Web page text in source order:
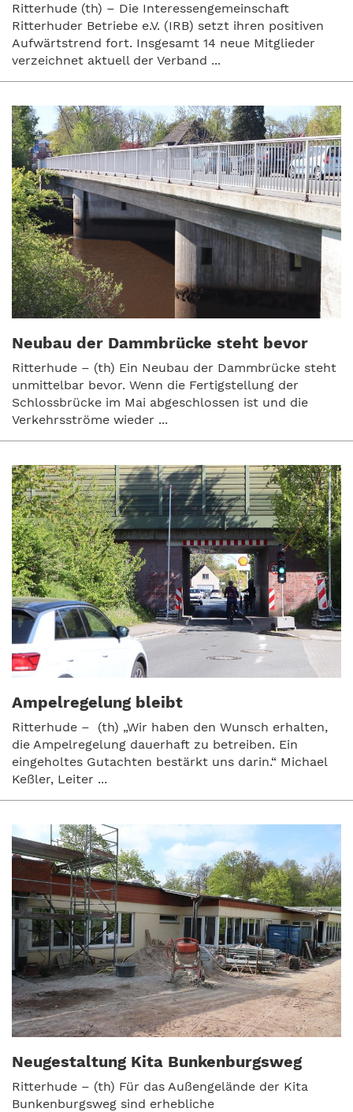
Ritterhude (th) – Die Interessengemeinschaft
Ritterhuder Betriebe e.V. (IRB) setzt ihren positiven
Aufwärtstrend fort. Insgesamt 14 neue Mitglieder
verzeichnet aktuell der Verband ...
Neubau der Dammbrücke steht bevor
Ritterhude – (th) Ein Neubau der Dammbrücke steht
unmittelbar bevor. Wenn die Fertigstellung der
Schlossbrücke im Mai abgeschlossen ist und die
Verkehrsströme wieder ...
Ampelregelung bleibt
Ritterhude – (th) „Wir haben den Wunsch erhalten,
die Ampelregelung dauerhaft zu betreiben. Ein
eingeholtes Gutachten bestärkt uns darin.“ Michael
Keßler, Leiter ...
Neugestaltung Kita Bunkenburgsweg
Ritterhude – (th) Für das Außengelände der Kita
Bunkenburgsweg sind erhebliche